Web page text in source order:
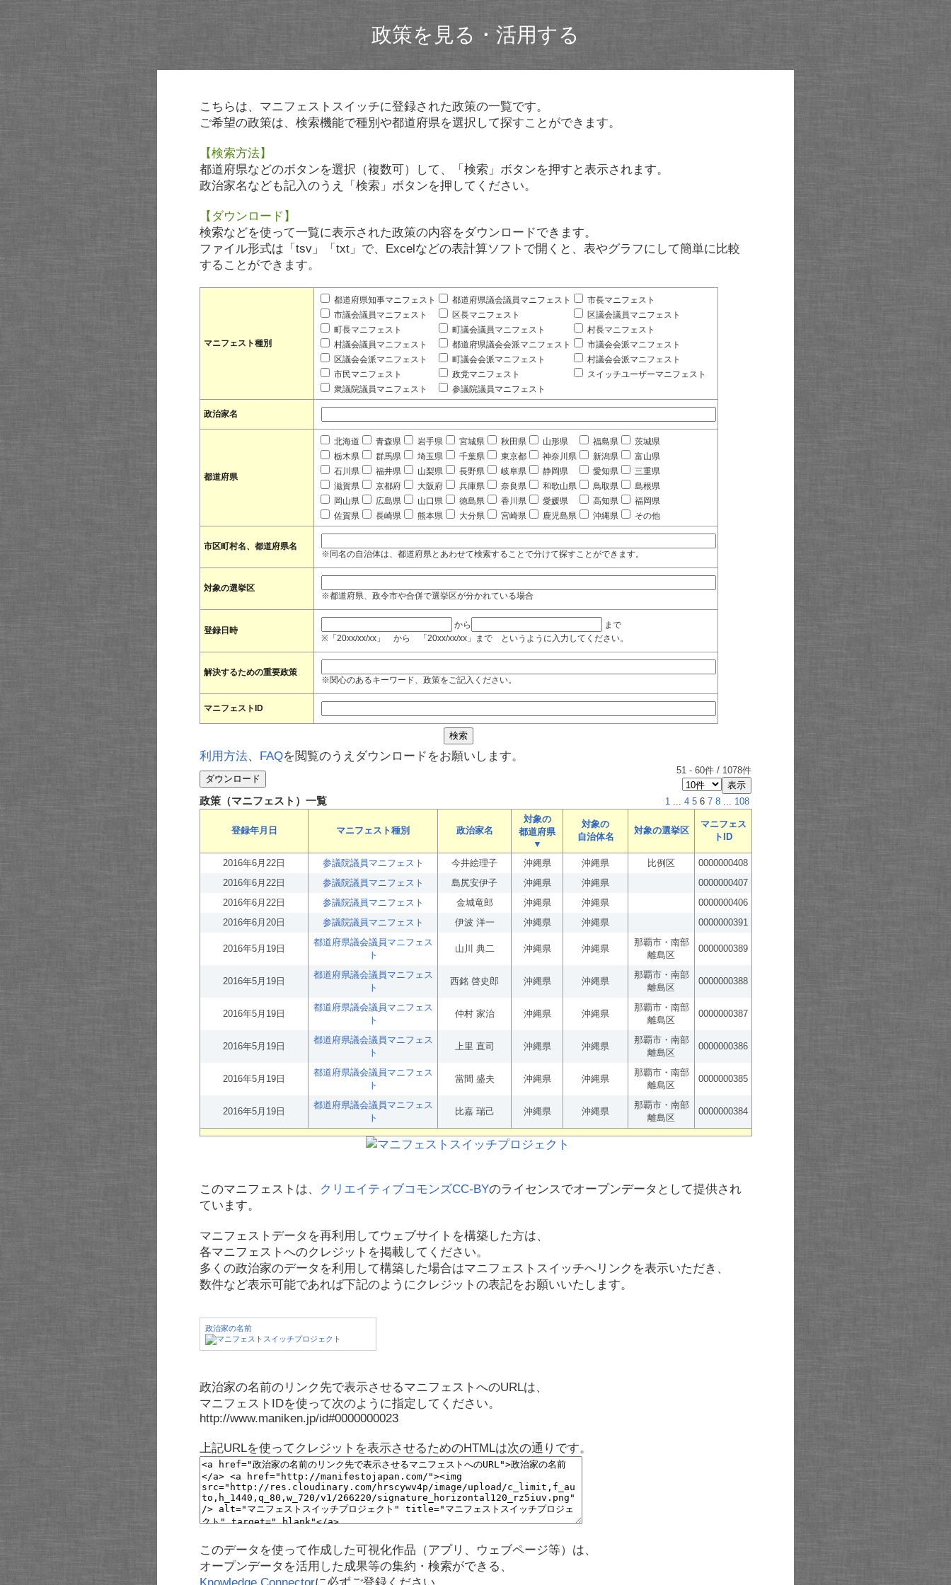
政策を見る・活用する
こちらは、マニフェストスイッチに登録された政策の一覧です。
ご希望の政策は、検索機能で種別や都道府県を選択して探すことができます。
【検索方法】
都道府県などのボタンを選択（複数可）して、「検索」ボタンを押すと表示されます。
政治家名なども記入のうえ「検索」ボタンを押してください。
【ダウンロード】
検索などを使って一覧に表示された政策の内容をダウンロードできます。
ファイル形式は「tsv」「txt」で、Excelなどの表計算ソフトで開くと、表やグラフにして簡単に比較
することができます。
マニフェスト種別
都道府県知事マニフェスト 都道府県議会議員マニフェスト
市長マニフェスト
市議会議員マニフェスト
区長マニフェスト
区議会議員マニフェスト
町長マニフェスト
町議会議員マニフェスト
村長マニフェスト
村議会議員マニフェスト
都道府県議会会派マニフェスト
市議会会派マニフェスト
区議会会派マニフェスト
町議会会派マニフェスト
村議会会派マニフェスト
市民マニフェスト
政党マニフェスト
スイッチユーザーマニフェスト
衆議院議員マニフェスト
参議院議員マニフェスト
政治家名
都道府県
北海道 青森県 岩手県 宮城県 秋田県 山形県 福島県
茨城県
栃木県
群馬県 埼玉県 千葉県 東京都 神奈川県 新潟県
富山県
石川県
福井県 山梨県 長野県 岐阜県 静岡県 愛知県
三重県
滋賀県
京都府 大阪府 兵庫県 奈良県 和歌山県 鳥取県
島根県
岡山県
広島県 山口県 徳島県 香川県 愛媛県 高知県
福岡県
佐賀県
長崎県 熊本県 大分県 宮崎県 鹿児島県 沖縄県 その他
市区町村名、都道府県名
※同名の自治体は、都道府県とあわせて検索することで分けて探すことができます。
対象の選挙区
※都道府県、政令市や合併で選挙区が分かれている場合
登録日時
から
まで
※「20xx/xx/xx」 から 「20xx/xx/xx」まで というように入力してください。
解決するための重要政策
※関心のあるキーワード、政策をご記入ください。
マニフェストID
利用方法、 FAQを閲覧のうえダウンロードをお願いします。
51 - 60件 / 1078件
政策（マニフェスト）一覧 1 ... 4 5 6 7 8 ... 108
登録年月日 マニフェスト種別 政治家名
対象の
都道府県
▼
対象の
自治体名
対象の選挙区
マニフェス
トID
2016年6月22日 参議院議員マニフェスト 今井絵理子 沖縄県 沖縄県 比例区
0000000408
2016年6月22日
参議院議員マニフェスト 島尻安伊子 沖縄県 沖縄県
0000000407
2016年6月22日
参議院議員マニフェスト 金城竜郎 沖縄県 沖縄県
0000000406
2016年6月20日
参議院議員マニフェスト 伊波 洋一 沖縄県 沖縄県 0000000391
2016年5月19日
都道府県議会議員マニフェス
ト
山川 典二 沖縄県 沖縄県
那覇市・南部
離島区
0000000389
2016年5月19日
都道府県議会議員マニフェス
ト
西銘 啓史郎 沖縄県 沖縄県
那覇市・南部
離島区
0000000388
2016年5月19日
都道府県議会議員マニフェス
ト
仲村 家治 沖縄県 沖縄県
那覇市・南部
離島区
0000000387
2016年5月19日
都道府県議会議員マニフェス
ト
上里 直司 沖縄県 沖縄県
那覇市・南部
離島区
0000000386
2016年5月19日
都道府県議会議員マニフェス
ト
當間 盛夫 沖縄県 沖縄県
那覇市・南部
離島区
0000000385
2016年5月19日
都道府県議会議員マニフェス
ト
比嘉 瑞己 沖縄県 沖縄県
那覇市・南部
離島区
0000000384
このマニフェストは、 クリエイティブコモンズCC-BYのライセンスでオープンデータとして提供され
ています。
マニフェストデータを再利用してウェブサイトを構築した方は、
各マニフェストへのクレジットを掲載してください。
多くの政治家のデータを利用して構築した場合はマニフェストスイッチへリンクを表示いただき、
数件など表示可能であれば下記のようにクレジットの表記をお願いいたします。
政治家の名前
政治家の名前のリンク先で表示させるマニフェストへのURLは、
マニフェストIDを使って次のように指定してください。
http://www.maniken.jp/id#0000000023
上記URLを使ってクレジットを表示させるためのHTMLは次の通りです。
このデータを使って作成した可視化作品（アプリ、ウェブページ等）は、
オープンデータを活用した成果等の集約・検索ができる、